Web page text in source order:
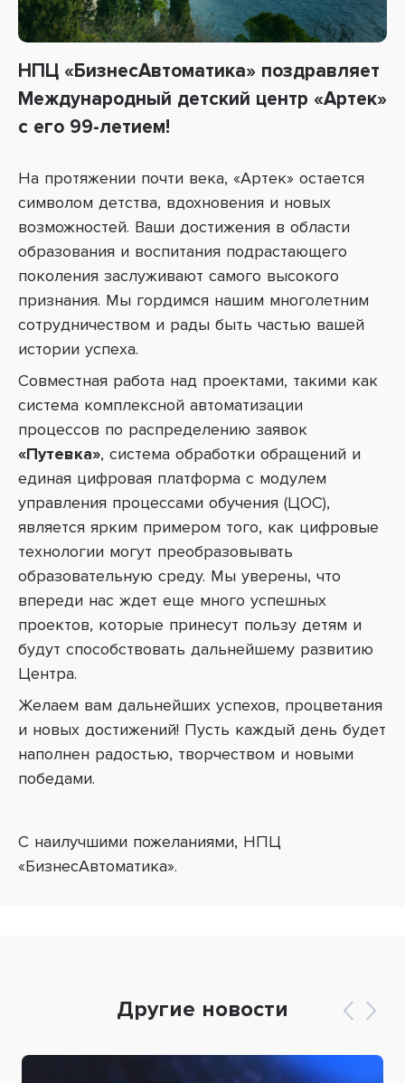
НПЦ «БизнесАвтоматика» поздравляет
Международный детский центр «Артек»
с его 99-летием!
На протяжении почти века, «Артек» остается
символом детства, вдохновения и новых
возможностей. Ваши достижения в области
образования и воспитания подрастающего
поколения заслуживают самого высокого
признания. Мы гордимся нашим многолетним
сотрудничеством и рады быть частью вашей
истории успеха.
Совместная работа над проектами, такими как
система комплексной автоматизации
процессов по распределению заявок
«Путевка», система обработки обращений и
единая цифровая платформа с модулем
управления процессами обучения (ЦОС),
является ярким примером того, как цифровые
технологии могут преобразовывать
образовательную среду. Мы уверены, что
впереди нас ждет еще много успешных
проектов, которые принесут пользу детям и
будут способствовать дальнейшему развитию
Центра.
Желаем вам дальнейших успехов, процветания
и новых достижений! Пусть каждый день будет
наполнен радостью, творчеством и новыми
победами.
С наилучшими пожеланиями, НПЦ
«БизнесАвтоматика».
Другие новости